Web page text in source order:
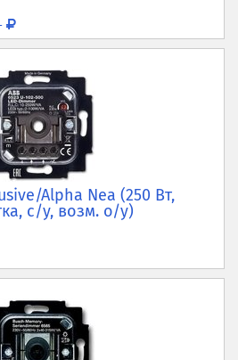
Alpha Nea (250 Вт,
с/у, возм. о/у)